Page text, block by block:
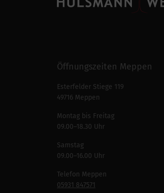
Öffnungszeiten Meppen
Esterfelder Stiege 119
49716 Meppen
Montag bis Freitag
09.00–18.30 Uhr
Samstag
09.00–16.00 Uhr
Telefon Meppen
05931 847571